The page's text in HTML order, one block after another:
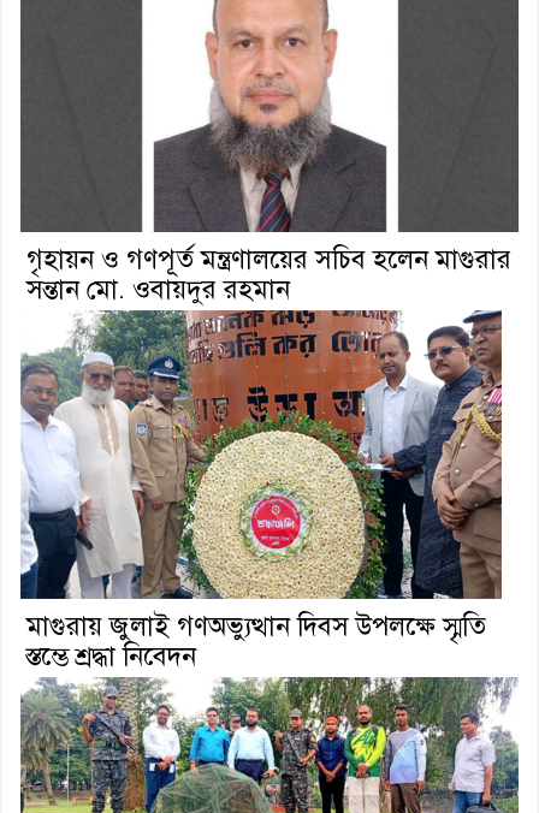
গৃহায়ন ও গণপূর্ত মন্ত্রণালয়ের সচিব হলেন মাগুরার
সন্তান মো. ওবায়দুর রহমান
মাগুরায় জুলাই গণঅভ্যুত্থান দিবস উপলক্ষে স্মৃতি
স্তম্ভে শ্রদ্ধা নিবেদন